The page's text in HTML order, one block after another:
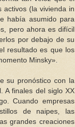
activos (la vivienda in
había asumido para
pero ahora es difícil
por debajo de su
resultado es que los
Minsky».
su pronóstico con la
A finales del siglo XX
Cuando empresas
de naipes, las
grandes creaciones